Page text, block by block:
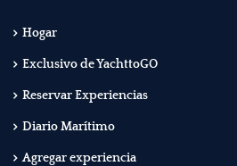
Hogar
Exclusivo de YachttoGO
Reservar Experiencias
Diario Marítimo
Agregar experiencia